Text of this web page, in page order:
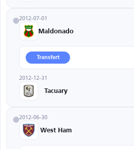
2012-07-01
Maldonado
Transfert
2012-12-31
Tacuary
2012-06-30
West Ham